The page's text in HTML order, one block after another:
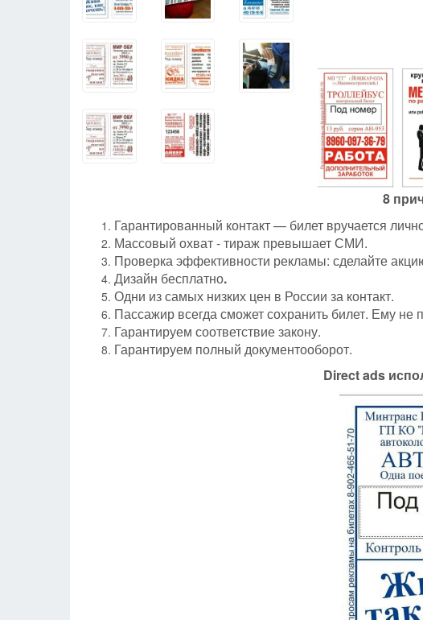
8
Гарантированный контакт — билет вручается
Массовый охват - тираж превышает СМИ.
Проверка эффективности рекламы: сделайте
Дизайн бесплатно.
Одни из самых низких цен в России за контакт.
Пассажир всегда сможет сохранить билет. Ему не
Гарантируем соответствие закону.
Гарантируем полный документооборот.
Directads